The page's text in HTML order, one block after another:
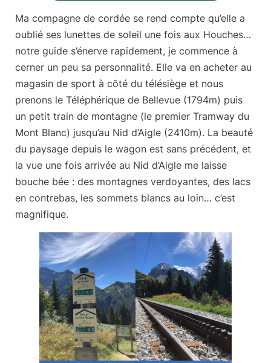
Ma compagne de cordée se rend compte qu’elle a
oublié ses lunettes de soleil une fois aux Houches…
notre guide s’énerve rapidement, je commence à
cerner un peu sa personnalité. Elle va en acheter au
magasin de sport à côté du télésiège et nous
prenons le Téléphérique de Bellevue (1794m) puis
un petit train de montagne (le premier Tramway du
Mont Blanc) jusqu’au Nid d’Aigle (2410m). La beauté
du paysage depuis le wagon est sans précédent, et
la vue une fois arrivée au Nid d’Aigle me laisse
bouche bée : des montagnes verdoyantes, des lacs
en contrebas, les sommets blancs au loin… c’est
magnifique.